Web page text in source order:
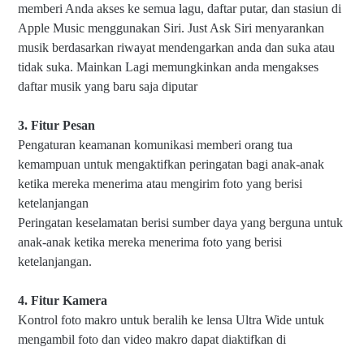
memberi Anda akses ke semua lagu, daftar putar, dan stasiun di
Apple Music menggunakan Siri. Just Ask Siri menyarankan
musik berdasarkan riwayat mendengarkan anda dan suka atau
tidak suka. Mainkan Lagi memungkinkan anda mengakses
daftar musik yang baru saja diputar
3. Fitur Pesan
Pengaturan keamanan komunikasi memberi orang tua
kemampuan untuk mengaktifkan peringatan bagi anak-anak
ketika mereka menerima atau mengirim foto yang berisi
ketelanjangan
Peringatan keselamatan berisi sumber daya yang berguna untuk
anak-anak ketika mereka menerima foto yang berisi
ketelanjangan.
4. Fitur Kamera
Kontrol foto makro untuk beralih ke lensa Ultra Wide untuk
mengambil foto dan video makro dapat diaktifkan di